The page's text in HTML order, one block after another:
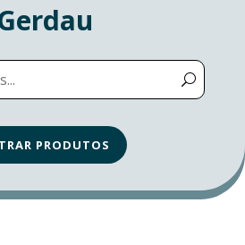
PRODUTOS